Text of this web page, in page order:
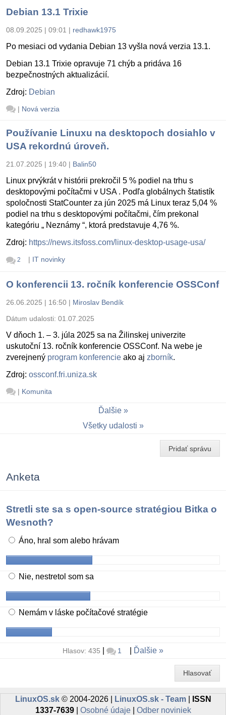
Debian 13.1 Trixie
08.09.2025 | 09:01 | redhawk1975
Po mesiaci od vydania Debian 13 vyšla nová verzia 13.1.
Debian 13.1 Trixie opravuje 71 chýb a pridáva 16
bezpečnostných aktualizácií.
Zdroj: Debian
| Nová verzia
Používanie Linuxu na desktopoch dosiahlo v
USA rekordnú úroveň.
21.07.2025 | 19:40 | Balin50
Linux prvýkrát v histórii prekročil 5 % podiel na trhu s
desktopovými počítačmi v USA . Podľa globálnych štatistík
spoločnosti StatCounter za jún 2025 má Linux teraz 5,04 %
podiel na trhu s desktopovými počítačmi, čím prekonal
kategóriu „ Neznámy “, ktorá predstavuje 4,76 %.
Zdroj: https://news.itsfoss.com/linux-desktop-usage-usa/
2 | IT novinky
O konferencii 13. ročník konferencie OSSConf
26.06.2025 | 16:50 | Miroslav Bendík
Dátum udalosti: 01.07.2025
V dňoch 1. – 3. júla 2025 sa na Žilinskej univerzite
uskutoční 13. ročník konferencie OSSConf. Na webe je
zverejnený program konferencie ako aj zborník.
Zdroj: ossconf.fri.uniza.sk
| Komunita
Ďalšie
Všetky udalosti
Pridať správu
Anketa
Stretli ste sa s open-source stratégiou Bitka o
Wesnoth?
Áno, hral som alebo hrávam
Nie, nestretol som sa
Nemám v láske počítačové stratégie
Hlasov: 435 1 Ďalšie
Hlasovať
LinuxOS.sk© 2004-2026 | LinuxOS.sk - Team|
ISSN
1337-7639| Osobné údaje| Odber noviniek